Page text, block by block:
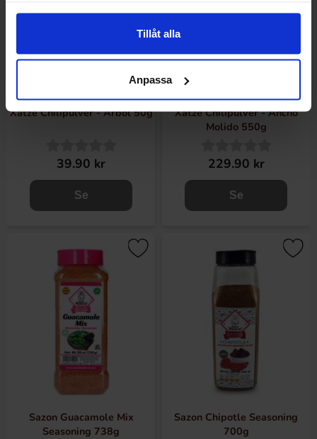
Tillåt alla
Anpassa
Xatze Chilipulver - Arbol 50g
39.90 kr
Se
Xatze Chilipulver - Ancho
Molido 550g
229.90 kr
Se
Sazon Guacamole Mix
Seasoning 738g
Sazon Chipotle Seasoning
700g